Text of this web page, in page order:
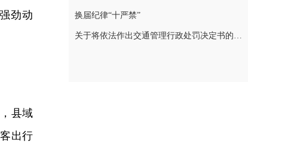
劲动
县域
出行
换届纪律“十严禁”
关于将依法作出交通管理行政处罚决定书的公告